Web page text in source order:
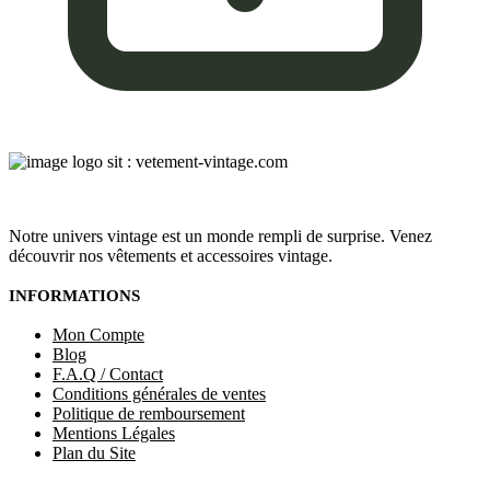
Notre univers vintage est un monde rempli de surprise. Venez
découvrir nos vêtements et accessoires vintage.
INFORMATIONS
Mon Compte
Blog
F.A.Q / Contact
Conditions générales de ventes
Politique de remboursement
Mentions Légales
Plan du Site